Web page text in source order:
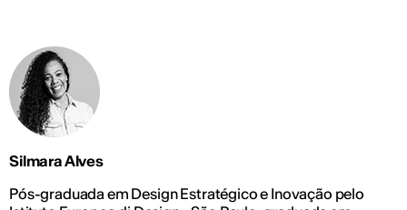
Silmara Alves
Pós-graduada em Design Estratégico e Inovação pelo